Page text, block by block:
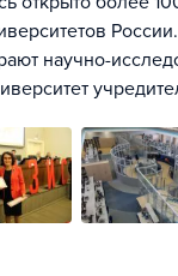
научно-